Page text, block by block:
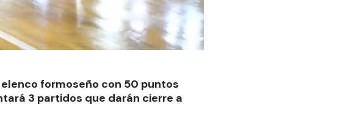
formoseño con 50 puntos
3 partidos que darán cierre a